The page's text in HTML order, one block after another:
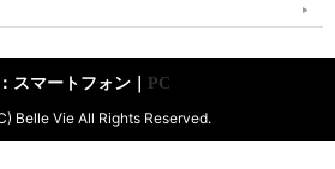
スマートフォン｜ PC
Belle Vie All Rights Reserved.